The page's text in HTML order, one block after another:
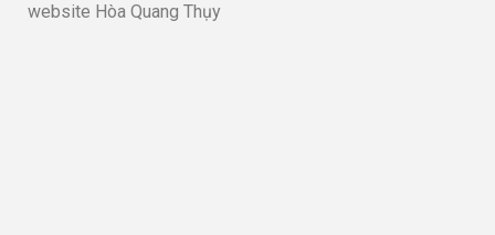
website Hòa Quang Thụy